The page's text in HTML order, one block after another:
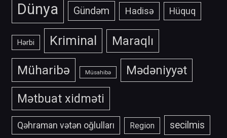
Dünya Gündəm Hadisə Hüquq
Hərbi Kriminal Maraqlı
Müharibə Müsahibə
Mədəniyyət
Mətbuat xidməti
Qəhraman vətən oğlulları Region secilmis